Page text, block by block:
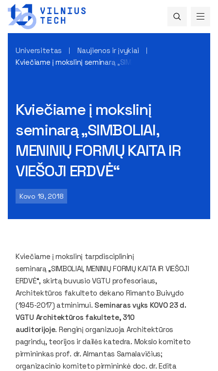
Universitetas
Naujienos ir įvykiai
Kviečiame į mokslinį seminarą „SIMBOLIAI, MENINIŲ FORMŲ
Kviečiame į mokslinį
seminarą „SIMBOLIAI,
MENINIŲ FORMŲ KAITA IR
VIEŠOJI ERDVĖ“
Kovo 19, 2018
Kviečiame į mokslinį tarpdisciplininį
seminarą „SIMBOLIAI, MENINIŲ FORMŲ KAITA IR VIEŠOJI
ERDVĖ“, skirtą buvusio VGTU profesoriaus,
Architektūros fakulteto dekano Rimanto Buivydo
(1945-2017) atminimui. Seminaras vyks KOVO 23 d.
VGTU Architektūros fakultete, 310
auditorijoje. Renginį organizuoja Architektūros
pagrindų, teorijos ir dailės katedra. Mokslo komiteto
pirmininkas prof. dr. Almantas Samalavičius;
organizacinio komiteto pirmininkė doc. dr. Edita